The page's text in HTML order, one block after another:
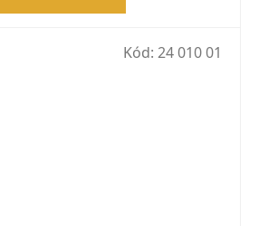
Kód: 24 010 01